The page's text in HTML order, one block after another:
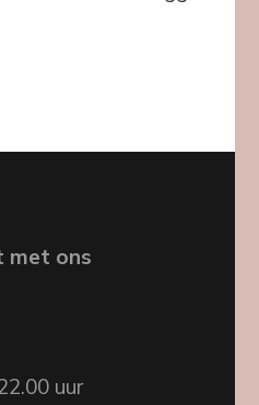
met ons
uur